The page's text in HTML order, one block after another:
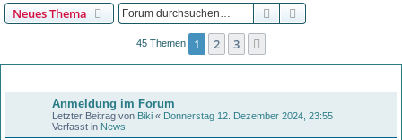
Neues Thema Suche
45 Themen 1 2 3
Anmeldung im Forum
Letzter Beitrag von Biki « Donnerstag 12. Dezember 2024, 23:55
Verfasst in News